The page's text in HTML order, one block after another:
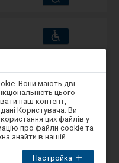
операції:зручності
Доступні
операції:зручності
Доступні
операції:
Пристосування
зручності
Далі
польською мовою)-
Вони мають дві
цього
наш контент,
Користувача. Ви
цих файлів у
про файли cookie та
знайти в нашій
Настройка